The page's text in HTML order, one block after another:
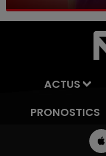
ACTUS
PRONOSTICS